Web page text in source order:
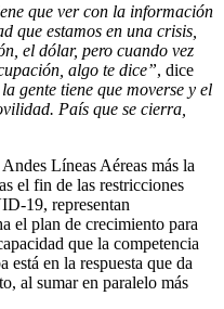
que ver con la información
que estamos en una crisis,
el dólar, pero cuando vez
algo te dice”, dice
gente tiene que moverse y el
País que se cierra,
Líneas Aéreas más la
el fin de las restricciones
19, representan
el plan de crecimiento para
que la competencia
está en la respuesta que da
al sumar en paralelo más